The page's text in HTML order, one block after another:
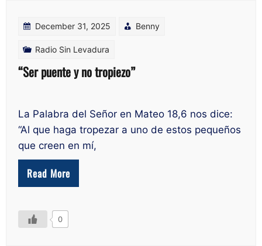
December 31, 2025 Benny
Radio Sin Levadura
“Ser puente y no tropiezo”
La Palabra del Señor en Mateo 18,6 nos dice:
“Al que haga tropezar a uno de estos pequeños
que creen en mí,
Read More
0